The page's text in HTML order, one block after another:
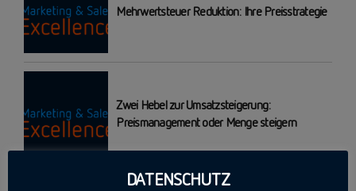
Mehrwertsteuer Reduktion: Ihre Preisstrategie
Zwei Hebel zur Umsatzsteigerung:
Preismanagement oder Menge steigern
DATENSCHUTZ